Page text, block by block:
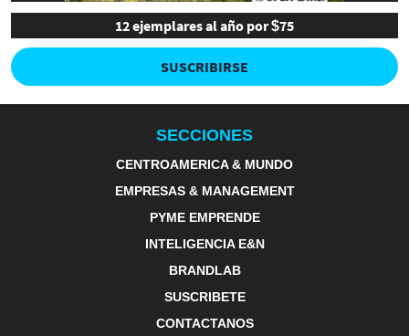
12 ejemplares al año por $75
SUSCRIBIRSE
SECCIONES
CENTROAMERICA & MUNDO
EMPRESAS & MANAGEMENT
PYME EMPRENDE
INTELIGENCIA E&N
BRANDLAB
SUSCRIBETE
CONTACTANOS